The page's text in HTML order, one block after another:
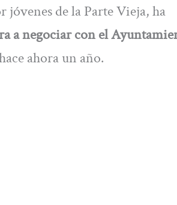
de la Parte Vieja, ha
a negociar con el
ahora un año.